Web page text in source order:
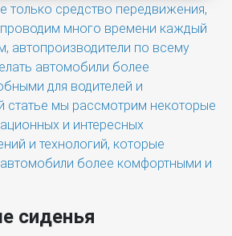
только средство передвижения,
много времени каждый
автопроизводители по всему
автомобили более
для водителей и
статье мы рассмотрим некоторые
и интересных
и технологий, которые
более комфортными и
сиденья